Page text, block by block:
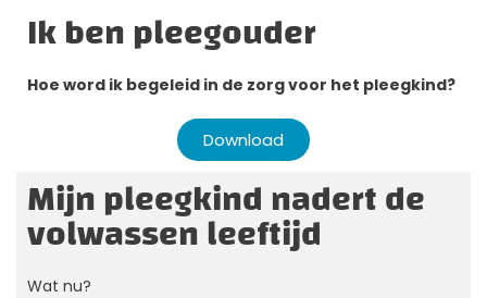
Ik ben pleegouder
Hoe word ik begeleid in de zorg voor het pleegkind?
Download
Mijn pleegkind nadert de
volwassen leeftijd
Wat nu?